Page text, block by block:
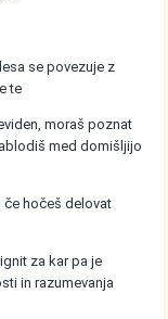
se povezuje z
te
moraš poznat
med domišljijo
če hočeš delovat
za kar pa je
in razumevanja